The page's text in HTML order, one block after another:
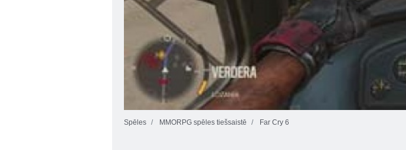
Spēles MMORPG spēles tiešsaistē Far Cry 6